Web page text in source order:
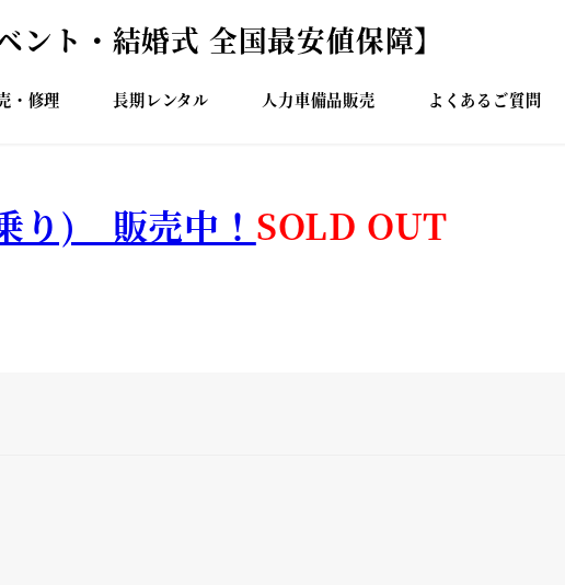
ト・結婚式 全国最安値保障】
・修理 長期レンタル 人力車備品販売 よくあるご質問
り) 販売中！ SOLD OUT